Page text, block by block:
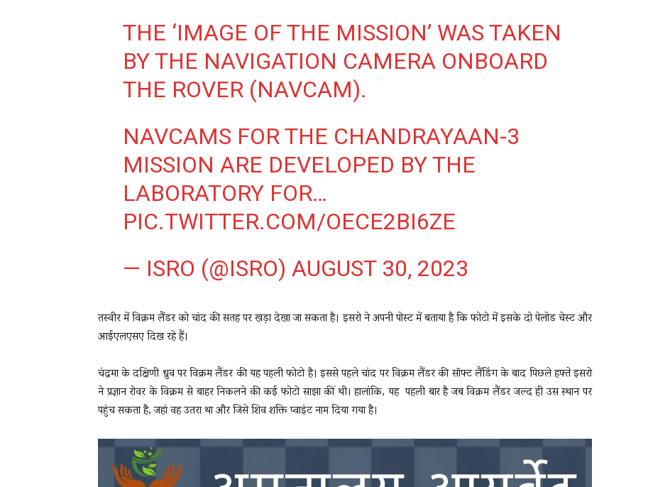
THE ‘IMAGE OF THE MISSION’ WAS TAKEN
BY THE NAVIGATION CAMERA ONBOARD
THE ROVER (NAVCAM).
NAVCAMS FOR THE CHANDRAYAAN-3
MISSION ARE DEVELOPED BY THE
LABORATORY FOR…
PIC.TWITTER.COM/OECE2BI6ZE
— ISRO (@ISRO) AUGUST 30, 2023
तस्वीर में विक्रम लैंडर को चांद की सतह पर खड़ा देखा जा सकता है। इसरो ने अपनी पोस्ट में बताया है कि फोटो में इसके दो पेलोड चेस्ट और
आईएलएसए दिख रहे हैं।
चंद्रमा के दक्षिणी ध्रुव पर विक्रम लैंडर की यह पहली फोटो है। इससे पहले चांद पर विक्रम लैंडर की सॉफ्ट लैंडिंग के बाद पिछले हफ्ते इसरो
ने प्रज्ञान रोवर के विक्रम से बाहर निकलने की कई फोटो साझा कीं थी। हालांकि, यह पहली बार है जब विक्रम लैंडर जल्द ही उस स्थान पर
पहुंच सकता है, जहां वह उतरा था और जिसे शिव शक्ति प्वाइंट नाम दिया गया है।